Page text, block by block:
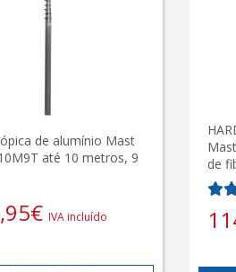
de alumínio Mast
até 10 metros, 9
€ IVA incluído
de